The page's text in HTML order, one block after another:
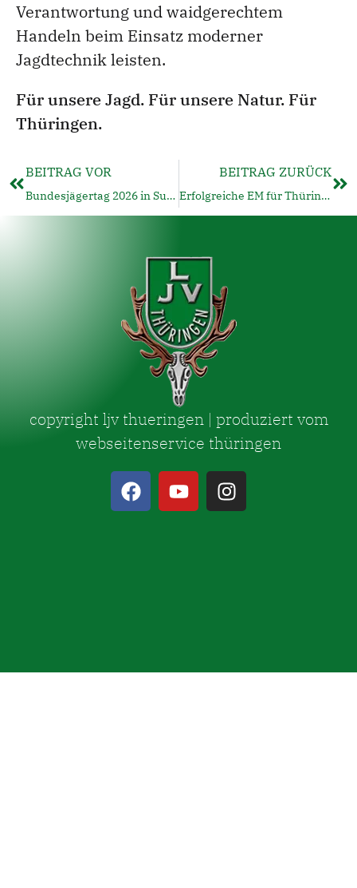
Verantwortung und waidgerechtem
Handeln beim Einsatz moderner
Jagdtechnik leisten.
Für unsere Jagd. Für unsere Natur. Für
Thüringen.
BEITRAG VOR
Bundesjägertag 2026 in Suhl – Nachbetrachtung
BEITRAG ZURÜCK
Erfolgreiche EM für Thüringer Jagdschützen
copyright ljv thueringen | produziert vom
webseitenservice thüringen